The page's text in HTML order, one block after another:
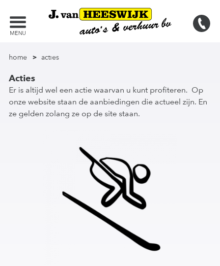
MENU
home acties
Acties
Er is altijd wel een actie waarvan u kunt profiteren. Op
onze website staan de aanbiedingen die actueel zijn. En
ze gelden zolang ze op de site staan.